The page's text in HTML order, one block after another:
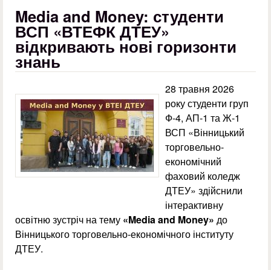
Media and Money: студенти
ВСП «ВТЕФК ДТЕУ»
відкривають нові горизонти
знань
28 травня 2026
року студенти груп
Ф-4, АП-1 та Ж-1
ВСП «Вінницький
торговельно-
економічний
фаховий коледж
ДТЕУ» здійснили
інтерактивну
освітню зустріч на тему «Media and Money» до
Вінницького торговельно-економічного інституту
ДТЕУ.